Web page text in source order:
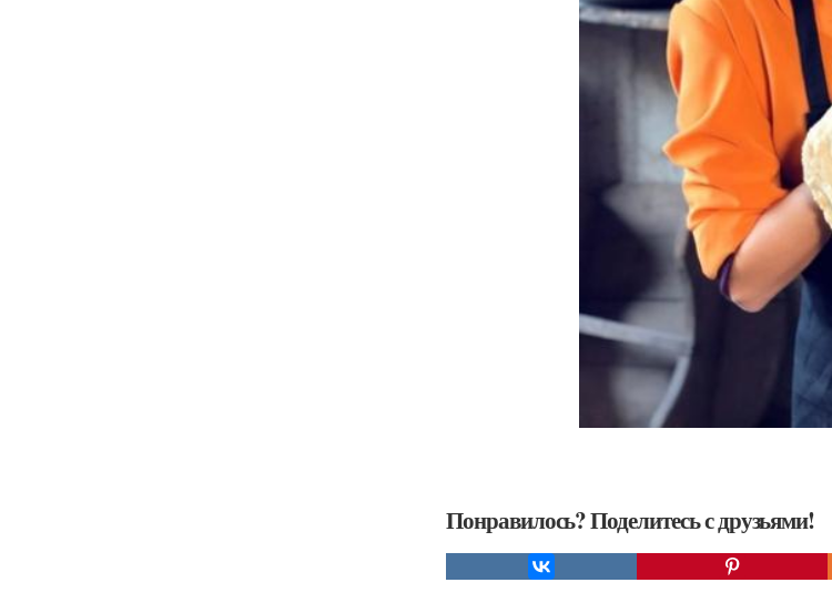
Понравилось? Поделитесь с друзьями!